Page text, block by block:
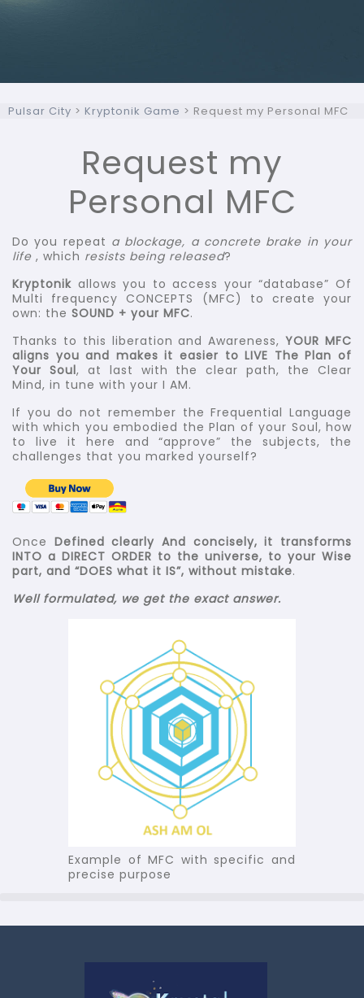
Pulsar City > Kryptonik Game > Request my Personal MFC
Request my
Personal MFC
Do you repeat a blockage, a concrete brake in your
life , which resists being released?
Kryptonik allows you to access your “database” Of
Multi frequency CONCEPTS (MFC) to create your
own: the SOUND + your MFC.
Thanks to this liberation and Awareness,YOUR MFC
aligns you and makes it easier to LIVE The Plan of
Your Soul, at last with the clear path, the Clear
Mind, in tune with your I AM.
If you do not remember the Frequential Language
with which you embodied the Plan of your Soul, how
to live it here and “approve” the subjects, the
challenges that you marked yourself?
Once Defined clearly And concisely, it transforms
INTO a DIRECT ORDER to the universe, to your Wise
part, and “DOES what it IS”, without mistake.
Well formulated, we get the exact answer.
Example of MFC with specific and
precise purpose